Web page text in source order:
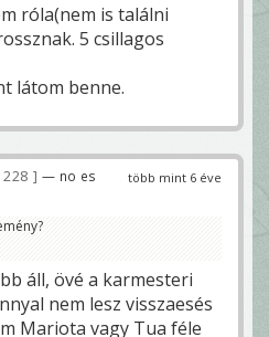
róla(nem is találni
5 csillagos
látom benne.
több mint 6 éve
228
— no es
áll, övé a karmesteri
nem lesz visszaesés
Mariota vagy Tua féle